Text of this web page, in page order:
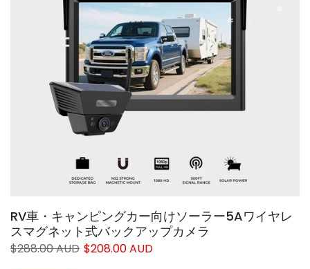
RV車・キャンピングカー向けソーラー5Aワイヤレ
スマグネット式バックアップカメラ
$288.00 AUD $208.00 AUD